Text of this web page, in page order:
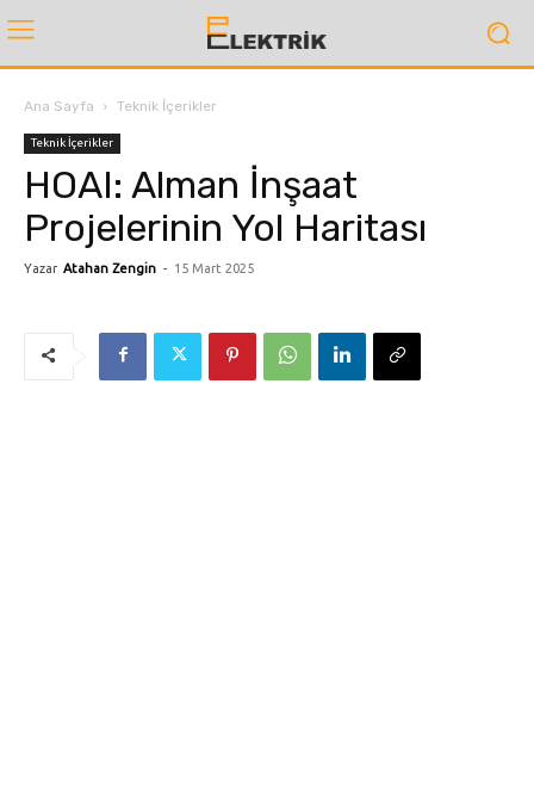
Ana Sayfa Teknik İçerikler
Teknik İçerikler
HOAI: Alman İnşaat
Projelerinin Yol Haritası
Yazar Atahan Zengin - 15 Mart 2025